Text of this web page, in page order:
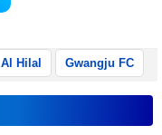
Al Hilal Gwangju FC